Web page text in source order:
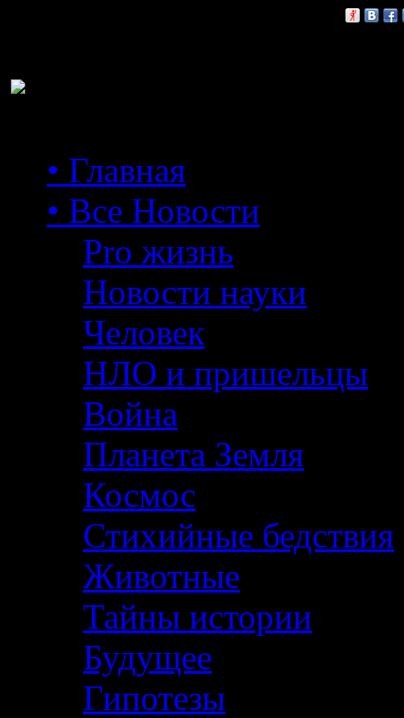
• Главная
• Все Новости
Pro жизнь
Новости науки
Человек
НЛО и пришельцы
Война
Планета Земля
Космос
Стихийные бедствия
Животные
Тайны истории
Будущее
Гипотезы